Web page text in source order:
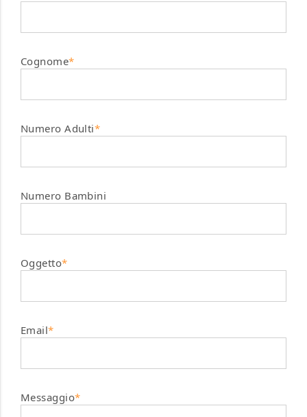
Cognome*
Numero Adulti*
Numero Bambini
Oggetto*
Email*
Messaggio*